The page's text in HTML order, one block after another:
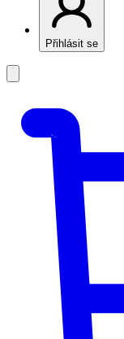
Přihlásit se